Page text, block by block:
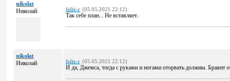
nikolat
Николай
felix-r (05.05.2021 22:12)
Так себе план... Не вставляет.
nikolat
Николай
felix-r (05.05.2021 22:12)
И да, Джемса, тогда с руками и ногами оторвать должны. Браянт